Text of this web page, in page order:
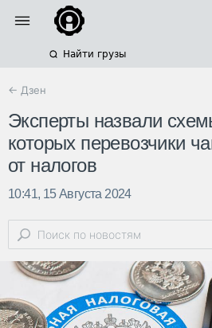
Найти грузы
← Дзен
Эксперты назвали
которых перевозчики
от налогов
10:41, 15 Августа 2024